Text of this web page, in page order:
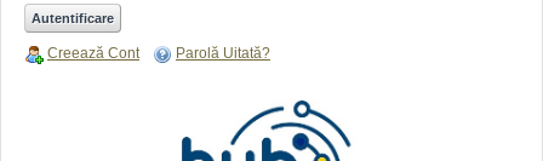
Creează Cont Parolă Uitată?